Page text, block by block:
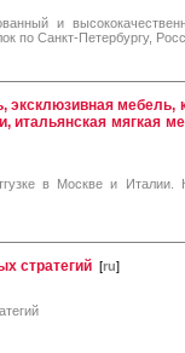
и
по Санкт-Петербургу,
эксклюзивная мебель,
итальянская мягкая
в Москве и Италии.
стратегий [ru]